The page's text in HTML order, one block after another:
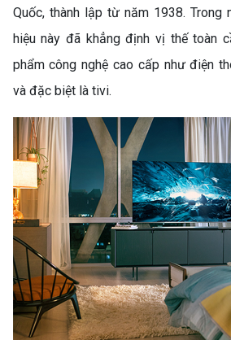
Quốc, thành lập từ năm 1938. Trong
hiệu này đã khẳng định vị thế toàn
phẩm công nghệ cao cấp như điện
và đặc biệt là tivi.